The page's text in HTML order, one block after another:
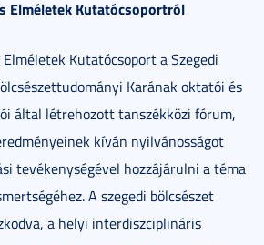
Elméletek Kutatócsoportról
Kutatócsoport a Szegedi
Karának oktatói és
által létrehozott tanszékközi fórum,
kíván nyilvánosságot
tevékenységével hozzájárulni a téma
A szegedi bölcsészet
a helyi interdiszciplináris